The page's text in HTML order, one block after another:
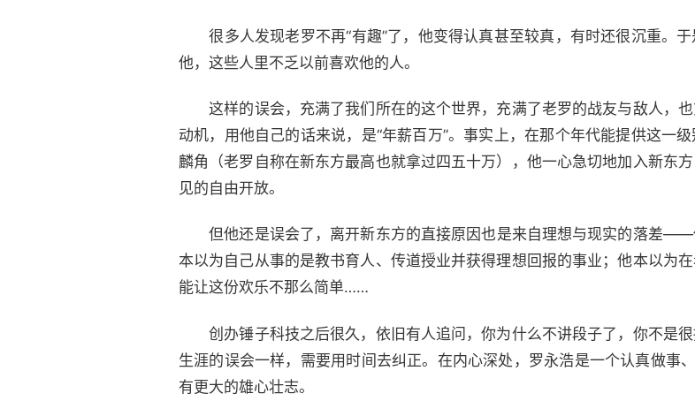
很多人发现老罗不再“有趣”了，他变得认真甚至较真，有时还很沉重。
他，这些人里不乏以前喜欢他的人。
这样的误会，充满了我们所在的这个世界，充满了老罗的战友与敌人，
动机，用他自己的话来说，是“年薪百万”。事实上，在那个年代能提供这一
麟角（老罗自称在新东方最高也就拿过四五十万），他一心急切地加入新东
见的自由开放。
但他还是误会了，离开新东方的直接原因也是来自理想与现实的落差——
本以为自己从事的是教书育人、传道授业并获得理想回报的事业；他本以为
能让这份欢乐不那么简单……
创办锤子科技之后很久，依旧有人追问，你为什么不讲段子了，你不是很
生涯的误会一样，需要用时间去纠正。在内心深处，罗永浩是一个认真做事
有更大的雄心壮志。